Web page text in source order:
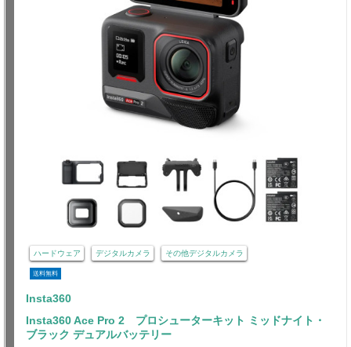
ハードウェア デジタルカメラ その他デジタルカメラ
送料無料
Insta360
Insta360 Ace Pro 2 プロシューターキット ミッドナイト・
ブラック デュアルバッテリー